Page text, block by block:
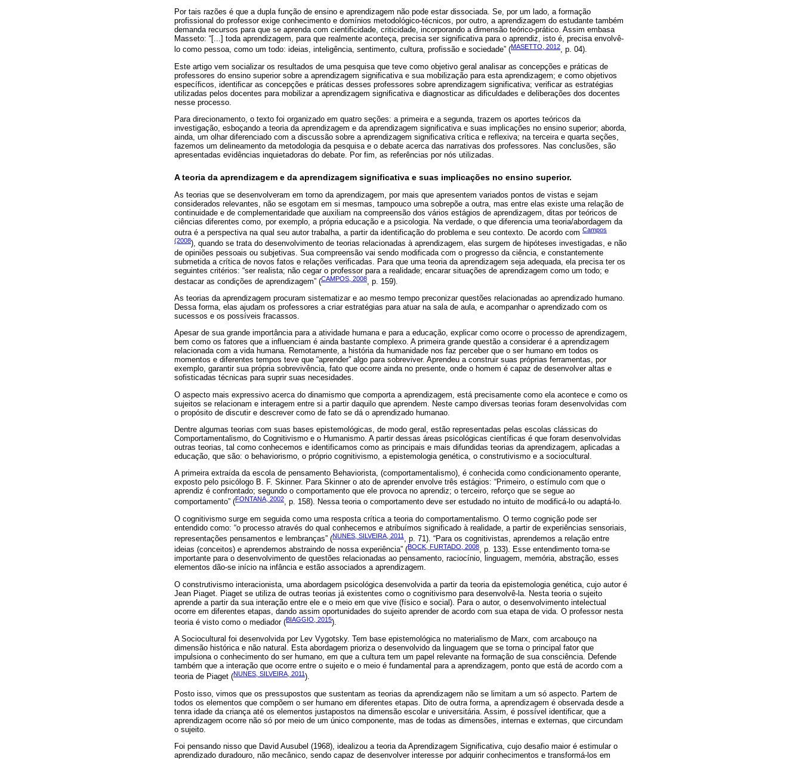
Por tais razões é que a dupla função de ensino e aprendizagem não pode estar dissociada. Se, por um lado, a formação
profissional do professor exige conhecimento e domínios metodológico-técnicos, por outro, a aprendizagem do estudante também
demanda recursos para que se aprenda com cientificidade, criticidade, incorporando a dimensão teórico-prático. Assim embasa
Masseto: “[...] toda aprendizagem, para que realmente aconteça, precisa ser significativa para o aprendiz, isto é, precisa envolvê-
lo como pessoa, como um todo: ideias, inteligência, sentimento, cultura, profissão e sociedade” (MASETTO, 2012, p. 04).
Este artigo vem socializar os resultados de uma pesquisa que teve como objetivo geral analisar as concepções e práticas de
professores do ensino superior sobre a aprendizagem significativa e sua mobilização para esta aprendizagem; e como objetivos
específicos, identificar as concepções e práticas desses professores sobre aprendizagem significativa; verificar as estratégias
utilizadas pelos docentes para mobilizar a aprendizagem significativa e diagnosticar as dificuldades e deliberações dos docentes
nesse processo.
Para direcionamento, o texto foi organizado em quatro seções: a primeira e a segunda, trazem os aportes teóricos da
investigação, esboçando a teoria da aprendizagem e da aprendizagem significativa e suas implicações no ensino superior; aborda,
ainda, um olhar diferenciado com a discussão sobre a aprendizagem significativa crítica e reflexiva; na terceira e quarta seções,
fazemos um delineamento da metodologia da pesquisa e o debate acerca das narrativas dos professores. Nas conclusões, são
apresentadas evidências inquietadoras do debate. Por fim, as referências por nós utilizadas.
A teoria da aprendizagem e da aprendizagem significativa e suas implicações no ensino superior.
As teorias que se desenvolveram em torno da aprendizagem, por mais que apresentem variados pontos de vistas e sejam
considerados relevantes, não se esgotam em si mesmas, tampouco uma sobrepõe a outra, mas entre elas existe uma relação de
continuidade e de complementaridade que auxiliam na compreensão dos vários estágios de aprendizagem, ditas por teóricos de
ciências diferentes como, por exemplo, a própria educação e a psicologia. Na verdade, o que diferencia uma teoria/abordagem da
outra é a perspectiva na qual seu autor trabalha, a partir da identificação do problema e seu contexto. De acordo com Campos
(2008), quando se trata do desenvolvimento de teorias relacionadas à aprendizagem, elas surgem de hipóteses investigadas, e não
de opiniões pessoais ou subjetivas. Sua compreensão vai sendo modificada com o progresso da ciência, e constantemente
submetida a crítica de novos fatos e relações verificadas. Para que uma teoria da aprendizagem seja adequada, ela precisa ter os
seguintes critérios: “ser realista; não cegar o professor para a realidade; encarar situações de aprendizagem como um todo; e
destacar as condições de aprendizagem” (CAMPOS, 2008, p. 159).
As teorias da aprendizagem procuram sistematizar e ao mesmo tempo preconizar questões relacionadas ao aprendizado humano.
Dessa forma, elas ajudam os professores a criar estratégias para atuar na sala de aula, e acompanhar o aprendizado com os
sucessos e os possíveis fracassos.
Apesar de sua grande importância para a atividade humana e para a educação, explicar como ocorre o processo de aprendizagem,
bem como os fatores que a influenciam é ainda bastante complexo. A primeira grande questão a considerar é a aprendizagem
relacionada com a vida humana. Remotamente, a história da humanidade nos faz perceber que o ser humano em todos os
momentos e diferentes tempos teve que “aprender” algo para sobreviver. Aprendeu a construir suas próprias ferramentas, por
exemplo, garantir sua própria sobrevivência, fato que ocorre ainda no presente, onde o homem é capaz de desenvolver altas e
sofisticadas técnicas para suprir suas necesidades.
O aspecto mais expressivo acerca do dinamismo que comporta a aprendizagem, está precisamente como ela acontece e como os
sujeitos se relacionam e interagem entre si a partir daquilo que aprendem. Neste campo diversas teorias foram desenvolvidas com
o propósito de discutir e descrever como de fato se dá o aprendizado humanao.
Dentre algumas teorias com suas bases epistemológicas, de modo geral, estão representadas pelas escolas clássicas do
Comportamentalismo, do Cognitivismo e o Humanismo. A partir dessas áreas psicológicas científicas é que foram desenvolvidas
outras teorias, tal como conhecemos e identificamos como as principais e mais difundidas teorias da aprendizagem, aplicadas a
educação, que são: o behaviorismo, o próprio cognitivismo, a epistemologia genética, o construtivismo e a sociocultural.
A primeira extraída da escola de pensamento Behaviorista, (comportamentalismo), é conhecida como condicionamento operante,
exposto pelo psicólogo B. F. Skinner. Para Skinner o ato de aprender envolve três estágios: “Primeiro, o estímulo com que o
aprendiz é confrontado; segundo o comportamento que ele provoca no aprendiz; o terceiro, reforço que se segue ao
comportamento” (FONTANA, 2002, p. 158). Nessa teoria o comportamento deve ser estudado no intuito de modificá-lo ou adaptá-lo.
O cognitivismo surge em seguida como uma resposta crítica a teoria do comportamentalismo. O termo cognição pode ser
entendido como: “o processo através do qual conhecemos e atribuímos significado à realidade, a partir de experiências sensoriais,
representações pensamentos e lembranças” (NUNES, SILVEIRA, 2011
, p. 71). “Para os cognitivistas, aprendemos a relação entre
ideias (conceitos) e aprendemos abstraindo de nossa experiência” (BOCK, FURTADO, 2008, p. 133). Esse entendimento torna-se
importante para o desenvolvimento de questões relacionadas ao pensamento, raciocínio, linguagem, memória, abstração, esses
elementos dão-se início na infância e estão associados a aprendizagem.
O construtivismo interacionista, uma abordagem psicológica desenvolvida a partir da teoria da epistemologia genética, cujo autor é
Jean Piaget. Piaget se utiliza de outras teorias já existentes como o cognitivismo para desenvolvê-la. Nesta teoria o sujeito
aprende a partir da sua interação entre ele e o meio em que vive (físico e social). Para o autor, o desenvolvimento intelectual
ocorre em diferentes etapas, dando assim oportunidades do sujeito aprender de acordo com sua etapa de vida. O professor nesta
teoria é visto como o mediador (BIAGGIO, 2015).
A Sociocultural foi desenvolvida por Lev Vygotsky. Tem base epistemológica no materialismo de Marx, com arcabouço na
dimensão histórica e não natural. Esta abordagem prioriza o desenvolvido da linguagem que se torna o principal fator que
impulsiona o conhecimento do ser humano, em que a cultura tem um papel relevante na formação de sua consciência. Defende
também que a interação que ocorre entre o sujeito e o meio é fundamental para a aprendizagem, ponto que está de acordo com a
teoria de Piaget (NUNES, SILVEIRA, 2011).
Posto isso, vimos que os pressupostos que sustentam as teorias da aprendizagem não se limitam a um só aspecto. Partem de
todos os elementos que compõem o ser humano em diferentes etapas. Dito de outra forma, a aprendizagem é observada desde a
tenra idade da criança até os elementos justapostos na dimensão escolar e universitária. Assim, é possível identificar, que a
aprendizagem ocorre não só por meio de um único componente, mas de todas as dimensões, internas e externas, que circundam
o sujeito.
Foi pensando nisso que David Ausubel (1968), idealizou a teoria da Aprendizagem Significativa, cujo desafio maior é estimular o
aprendizado duradouro, não mecânico, sendo capaz de desenvolver interesse por adquirir conhecimentos e transformá-los em